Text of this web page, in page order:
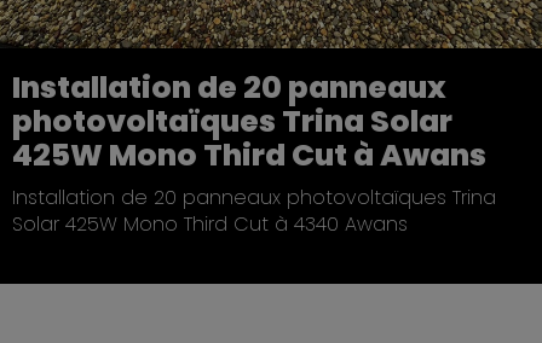
Installation de 20 panneaux
photovoltaïques Trina Solar
425W Mono Third Cut à Awans
Installation de 20 panneaux photovoltaïques Trina
Solar 425W Mono Third Cut à 4340 Awans